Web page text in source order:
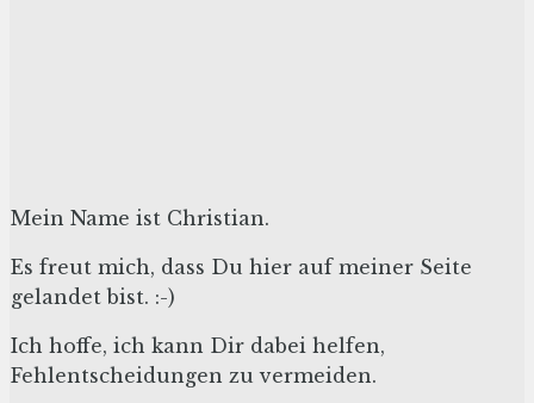
Mein Name ist Christian.
Es freut mich, dass Du hier auf meiner Seite
gelandet bist. :-)
Ich hoffe, ich kann Dir dabei helfen,
Fehlentscheidungen zu vermeiden.